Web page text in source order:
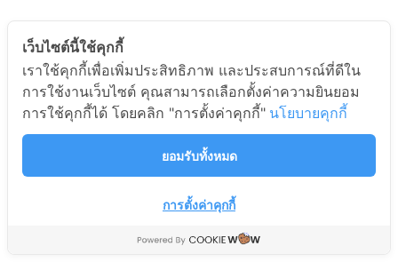
เว็บไซต์นี้ใช้คุกกี้
เราใช้คุกกี้เพื่อเพิ่มประสิทธิภาพ และประสบการณ์ที่ดีใน
การใช้งานเว็บไซต์ คุณสามารถเลือกตั้งค่าความยินยอม
การใช้คุกกี้ได้ โดยคลิก "การตั้งค่าคุกกี้" นโยบายคุกกี้
ยอมรับทั้งหมด
การตั้งค่าคุกกี้